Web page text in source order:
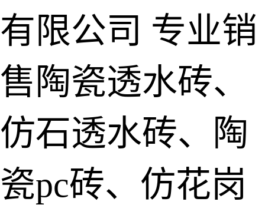
有限公司 专业销
售陶瓷透水砖、
仿石透水砖、陶
瓷pc砖、仿花岗